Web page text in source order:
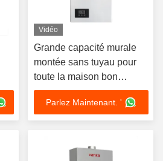
Vidéo
Grande capacité murale
montée sans tuyau pour
toute la maison bon
design chauffe-eau au gaz
Parlez Maintenant. '